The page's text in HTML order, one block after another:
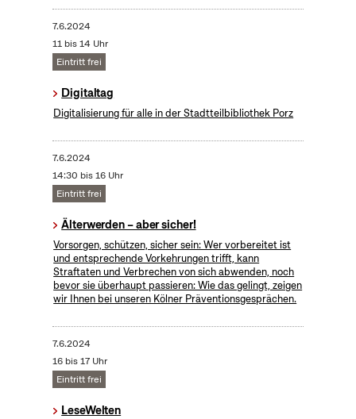
7.6.2024
11 bis 14 Uhr
Eintritt frei
Digitaltag
Digitalisierung für alle in der Stadtteilbibliothek Porz
7.6.2024
14:30 bis 16 Uhr
Eintritt frei
Älterwerden – aber sicher!
Vorsorgen, schützen, sicher sein: Wer vorbereitet ist
und entsprechende Vorkehrungen trifft, kann
Straftaten und Verbrechen von sich abwenden, noch
bevor sie überhaupt passieren: Wie das gelingt, zeigen
wir Ihnen bei unseren Kölner Präventionsgesprächen.
7.6.2024
16 bis 17 Uhr
Eintritt frei
LeseWelten